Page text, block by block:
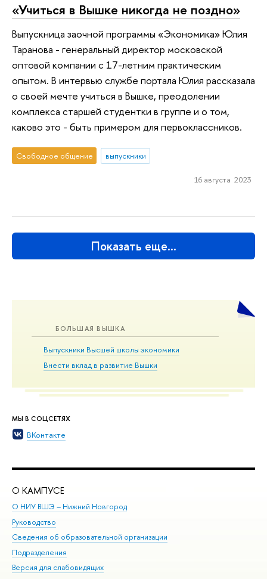
БОЛЬШАЯ ВЫШКА
Выпускники Высшей школы экономики
Внести вклад в развитие Вышки
МЫ В СОЦСЕТЯХ
ВКонтакте
«Учиться в Вышке никогда не поздно»
Выпускница заочной программы «Экономика» Юлия
Таранова - генеральный директор московской
оптовой компании с 17-летним практическим
опытом. В интервью службе портала Юлия рассказала
о своей мечте учиться в Вышке, преодолении
комплекса старшей студентки в группе и о том,
каково это - быть примером для первоклассников.
Свободное общение выпускники
16 августа 2023
Показать еще…
О КАМПУСЕ
О НИУ ВШЭ – Нижний Новгород
Руководство
Сведения об образовательной организации
Подразделения
Версия для слабовидящих